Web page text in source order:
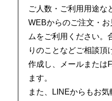
ご人数・ご利用用途な
WEBからのご注文・
ムをご利用ください。
りのことなどご相談頂
作成し、メールまたは
ます。
また、LINEからもお